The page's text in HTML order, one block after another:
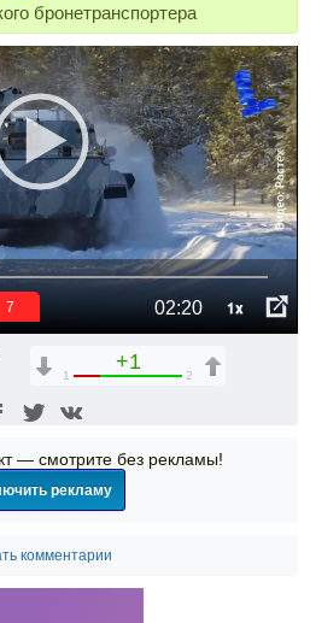
бронетранспортера
02:20 1x
6
+1
1 2
— смотрите без рекламы!
рекламу
комментарии